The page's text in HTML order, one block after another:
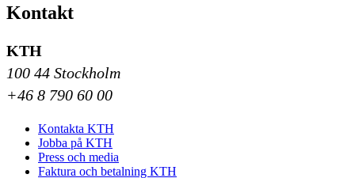
Kontakt
KTH
100 44 Stockholm
+46 8 790 60 00
Kontakta KTH
Jobba på KTH
Press och media
Faktura och betalning KTH